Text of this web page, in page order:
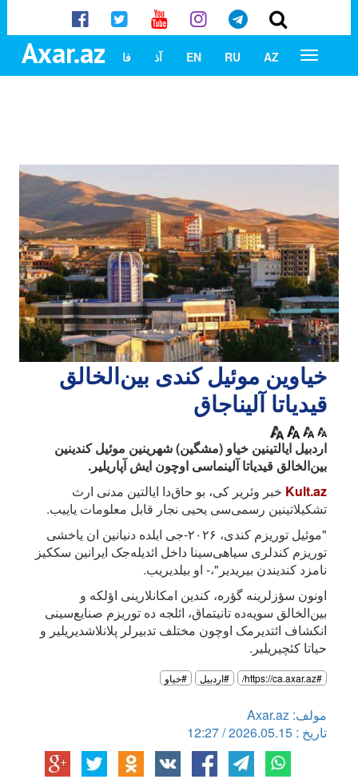
Axar.az AZ
RU
EN آذ فا
خیاوین موئیل کندی بین‌الخالق
قیدیاتا آلیناجاق
اردبیل ایالتینین خیاو (مشگین) شهرینین موئیل کندینین
بین‌الخالق قیدیاتا آلینماسی اوچون ایش آپاریلیر.
Kult.az خبر وئریر کی، بو حاق‌دا ایالتین مدنی ارث
تشکیلاتینین رسمی‌سی یحیی نجار قابل معلومات یاییب.
"موئیل توریزم کندی، ۲۰۲۶-جی ایلده دنیانین ان یاخشی
توریزم کندلری سیاهی‌سینا داخل ائدیله‌جک ایرانین سککیز
نامزد کندیندن بیریدیر"،- او بیلدیریب.
اونون سؤزلرینه گؤره، کندین امکانلارینی اؤلکه و
بین‌الخالق سویه‌ده تانیتماق، ائلجه ده توریزم صنایع‌سینی
انکشاف ائتدیرمک اوچون مختلف تدبیرلر پلانلاشدیریلیر و
حیاتا کئچیریلیر.
#https://ca.axar.az/ #اردبیل #خیاو
مولف: Axar.az
تاریخ : 2026.05.15 / 12:27